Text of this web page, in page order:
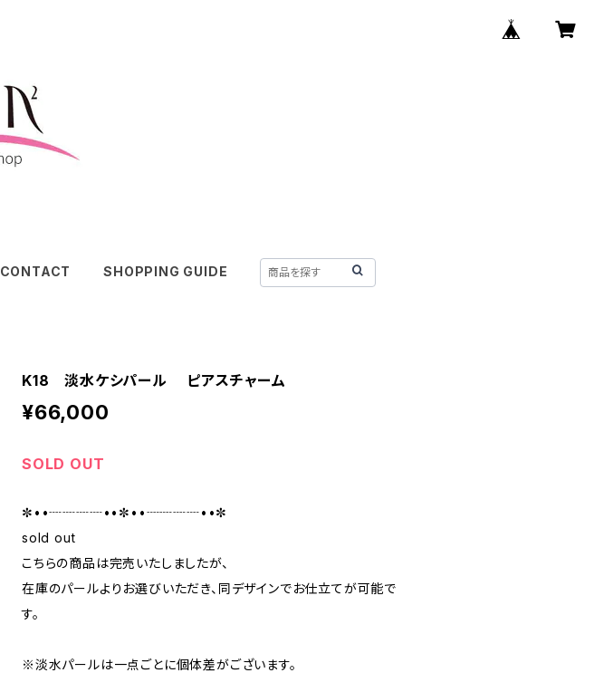
CONTACT SHOPPING GUIDE
K18 淡水ケシパール ピアスチャーム
¥66,000
SOLD OUT
✼••┈┈┈┈••✼••┈┈┈┈••✼
sold out
こちらの商品は完売いたしましたが、
在庫のパールよりお選びいただき、同デザインでお仕立てが可能で
す。
※淡水パールは一点ごとに個体差がございます。